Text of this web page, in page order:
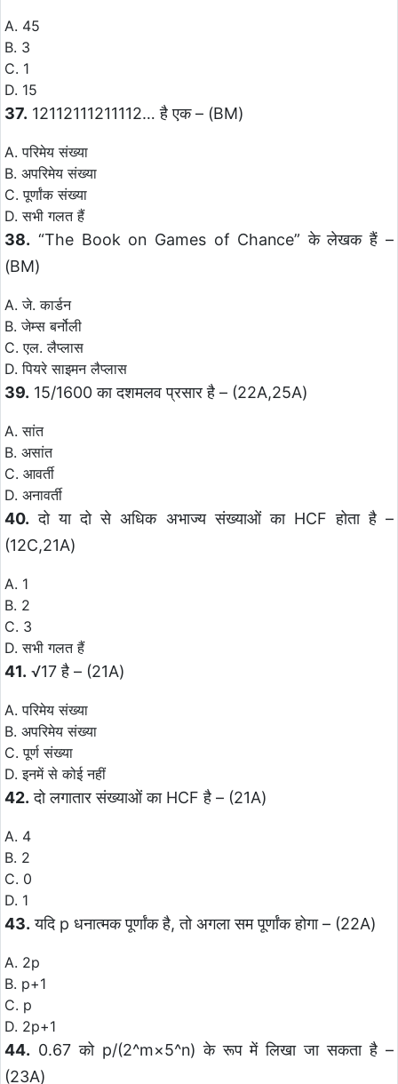
A. 45
B. 3
C. 1
D. 15
37. 12112111211112… है एक – (BM)
A. परिमेय संख्या
B. अपरिमेय संख्या
C. पूर्णांक संख्या
D. सभी गलत हैं
38. “The Book on Games of Chance” के लेखक हैं –
(BM)
A. जे. कार्डन
B. जेम्स बर्नोली
C. एल. लैप्लास
D. पियरे साइमन लैप्लास
39. 15/1600 का दशमलव प्रसार है – (22A,25A)
A. सांत
B. असांत
C. आवर्ती
D. अनावर्ती
40. दो या दो से अधिक अभाज्य संख्याओं का HCF होता है –
(12C,21A)
A. 1
B. 2
C. 3
D. सभी गलत हैं
41. √17 है – (21A)
A. परिमेय संख्या
B. अपरिमेय संख्या
C. पूर्ण संख्या
D. इनमें से कोई नहीं
42. दो लगातार संख्याओं का HCF है – (21A)
A. 4
B. 2
C. 0
D. 1
43. यदि p धनात्मक पूर्णांक है, तो अगला सम पूर्णांक होगा – (22A)
A. 2p
B. p+1
C. p
D. 2p+1
44. 0.67 को p/(2^m×5^n) के रूप में लिखा जा सकता है –
(23A)